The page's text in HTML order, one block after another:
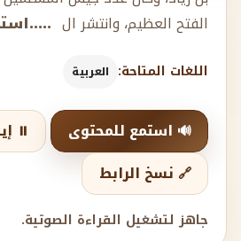
الفتح العظيم، وانتشر ال
اللغات المتاحة: العربية
🔊 استمع للمحتوى
⏸️
🔗 نسخ الرابط
جاهز لتشغيل القراءة الصوتية.